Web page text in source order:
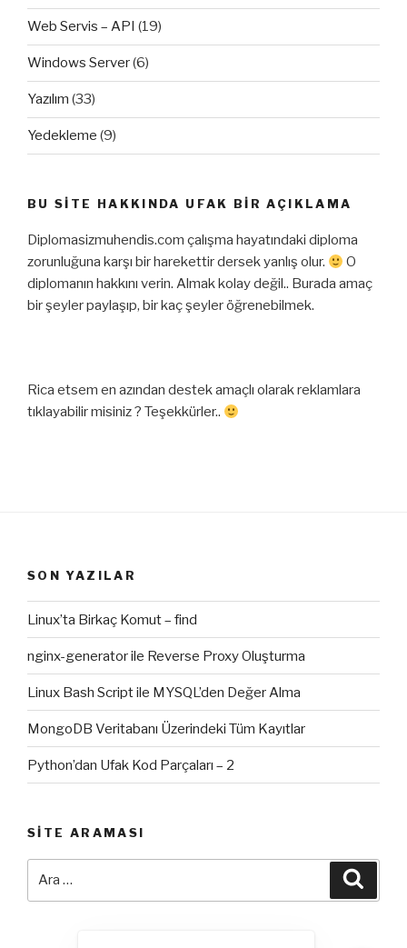
Web Servis – API (19)
Windows Server(6)
Yazılım (33)
Yedekleme (9)
BU SITE HAKKINDA UFAK BIR AÇIKLAMA
Diplomasizmuhendis.com çalışma hayatındaki diploma
zorunluğuna karşı bir harekettir dersek yanlış olur.
O
diplomanın hakkını verin. Almak kolay değil.. Burada amaç
bir şeyler paylaşıp, bir kaç şeyler öğrenebilmek.
Rica etsem en azından destek amaçlı olarak reklamlara
tıklayabilir misiniz ? Teşekkürler..
SON YAZILAR
Linux’ta Birkaç Komut – find
nginx-generator ile Reverse Proxy Oluşturma
Linux Bash Script ile MYSQL’den Değer Alma
MongoDB Veritabanı Üzerindeki Tüm Kayıtlar
Python’dan Ufak Kod Parçaları – 2
SITE ARAMASI